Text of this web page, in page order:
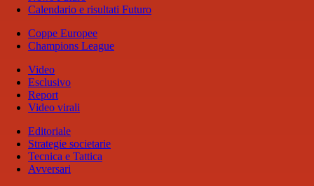
Calendario e risultati Futuro
Coppe Europee
Champions League
Video
Esclusivo
Report
Video virali
Editoriale
Strategie societarie
Tecnica e Tattica
Avversari